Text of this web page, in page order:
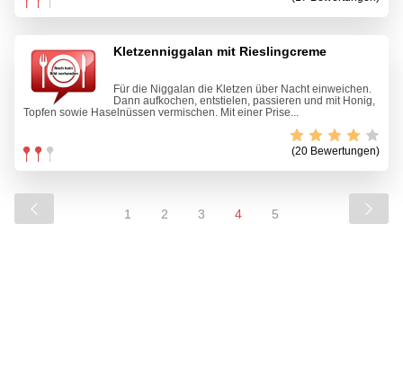
Kletzenniggalan mit Rieslingcreme
Für die Niggalan die Kletzen über Nacht einweichen.
Dann aufkochen, entstielen, passieren und mit Honig,
Topfen sowie Haselnüssen vermischen. Mit einer Prise...
(20 Bewertungen)
1 2 3 4 5